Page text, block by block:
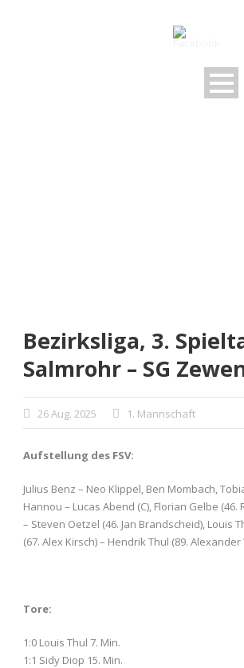
Bezirksliga, 3.
Salmrohr – SG
26 Aug. 2025 1. Mannschaft
Aufstellung des FSV:
Julius Benz – Neo Klippel, Ben Mombach,
Hannou – Lucas Abend (C), Florian Gelbe (46.
– Steven Oetzel (46. Jan Brandscheid), Louis
(67. Alex Kirsch) – Hendrik Thul (89.
Tore:
1:0 Louis Thul 7. Min.
1:1 Sidy Diop 15. Min.